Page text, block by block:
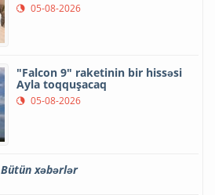
05-08-2026
"Falcon 9" raketinin bir hissəsi
Ayla toqquşacaq
05-08-2026
Bütün xəbərlər